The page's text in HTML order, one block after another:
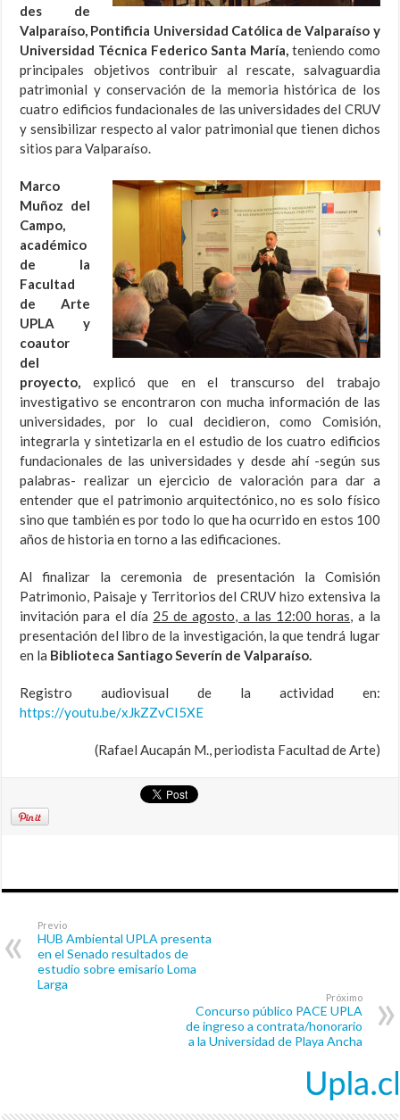
des de
Valparaíso, Pontificia Universidad Católica de Valparaíso y
Universidad Técnica Federico Santa María,teniendo como
principales objetivos contribuir al rescate, salvaguardia
patrimonial y conservación de la memoria histórica de los
cuatro edificios fundacionales de las universidades del CRUV
y sensibilizar respecto al valor patrimonial que tienen dichos
sitios para Valparaíso.
Marco
Muñoz del
Campo,
académico
de la
Facultad
de Arte
UPLA y
coautor
del
proyecto, explicó que en el transcurso del trabajo
investigativo se encontraron con mucha información de las
universidades, por lo cual decidieron, como Comisión,
integrarla y sintetizarla en el estudio de los cuatro edificios
fundacionales de las universidades y desde ahí -según sus
palabras- realizar un ejercicio de valoración para dar a
entender que el patrimonio arquitectónico, no es solo físico
sino que también es por todo lo que ha ocurrido en estos 100
años de historia en torno a las edificaciones.
Al finalizar la ceremonia de presentación la Comisión
Patrimonio, Paisaje y Territorios del CRUV hizo extensiva la
invitación para el día 25 de agosto, a las 12:00 horas, a la
presentación del libro de la investigación, la que tendrá lugar
en la Biblioteca Santiago Severín de Valparaíso.
Registro audiovisual de la actividad en:
https://youtu.be/xJkZZvCI5XE
(Rafael Aucapán M., periodista Facultad de Arte)
Previo
HUB Ambiental UPLA presenta
en el Senado resultados de
estudio sobre emisario Loma
Larga
Próximo
Concurso público PACE UPLA
de ingreso a contrata/honorario
a la Universidad de Playa Ancha